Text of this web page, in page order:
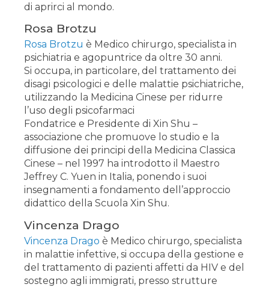
di aprirci al mondo.
Rosa Brotzu
Rosa Brotzu è Medico chirurgo, specialista in
psichiatria e agopuntrice da oltre 30 anni.
Si occupa, in particolare, del trattamento dei
disagi psicologici e delle malattie psichiatriche,
utilizzando la Medicina Cinese per ridurre
l’uso degli psicofarmaci
Fondatrice e Presidente di Xin Shu –
associazione che promuove lo studio e la
diffusione dei principi della Medicina Classica
Cinese – nel 1997 ha introdotto il Maestro
Jeffrey C. Yuen in Italia, ponendo i suoi
insegnamenti a fondamento dell’approccio
didattico della Scuola Xin Shu.
Vincenza Drago
Vincenza Drago è Medico chirurgo, specialista
in malattie infettive, si occupa della gestione e
del trattamento di pazienti affetti da HIV e del
sostegno agli immigrati, presso strutture